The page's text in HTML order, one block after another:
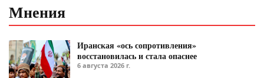
Мнения
Иранская «ось сопротивления»
восстановилась и стала опаснее
6 августа 2026 г.